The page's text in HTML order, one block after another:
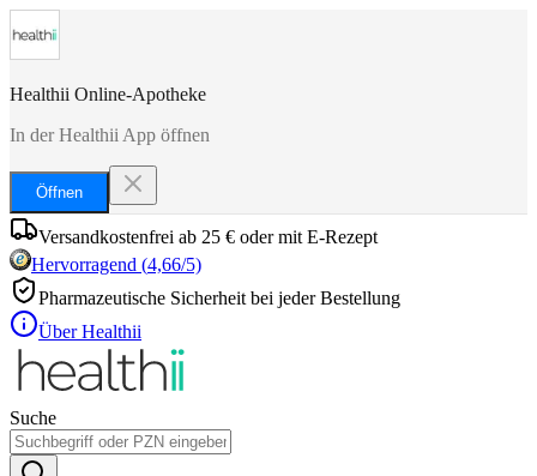
Healthii Online-Apotheke
In der Healthii App öffnen
Öffnen
Versandkostenfrei ab 25 € oder mit E-Rezept
Hervorragend (4,66/5)
Pharmazeutische Sicherheit bei jeder Bestellung
Über Healthii
Suche